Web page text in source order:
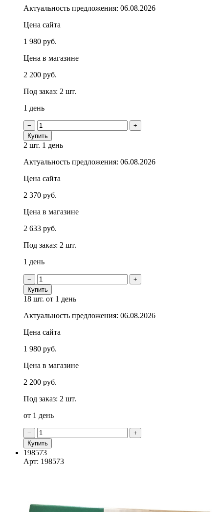
Актуальность предложения: 06.08.2026
Цена сайта
1 980 руб.
Цена в магазине
2 200 руб.
Под заказ: 2 шт.
1 день
−
+
Купить
2 шт. 1 день
Актуальность предложения: 06.08.2026
Цена сайта
2 370 руб.
Цена в магазине
2 633 руб.
Под заказ: 2 шт.
1 день
−
+
Купить
18 шт. от 1 день
Актуальность предложения: 06.08.2026
Цена сайта
1 980 руб.
Цена в магазине
2 200 руб.
Под заказ: 2 шт.
от 1 день
−
+
Купить
198573
Арт: 198573